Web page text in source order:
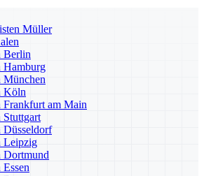
Müller
Berlin
Hamburg
München
Köln
am Main
Düsseldorf
Leipzig
Dortmund